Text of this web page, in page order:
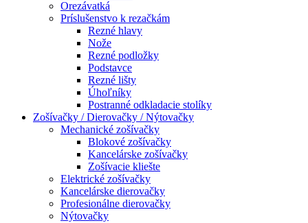
Orezávatká
Príslušenstvo k rezačkám
Rezné hlavy
Nože
Rezné podložky
Podstavce
Rezné lišty
Úhoľníky
Postranné odkladacie stolíky
Zošívačky / Dierovačky / Nýtovačky
Mechanické zošívačky
Blokové zošívačky
Kancelárske zošívačky
Zošívacie kliešte
Elektrické zošívačky
Kancelárske dierovačky
Profesionálne dierovačky
Nýtovačky